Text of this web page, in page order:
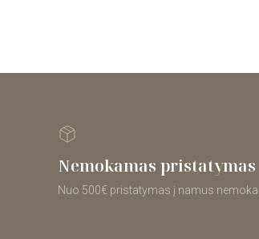
Nemokamas pristatymas
Nuo 500€ pristatymas į namus